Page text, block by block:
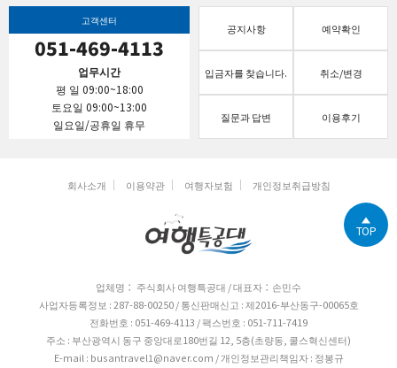
고객센터
051-469-4113
업무시간
평 일 09:00~18:00
토요일 09:00~13:00
일요일/공휴일 휴무
공지사항 예약확인
입금자를 찾습니다. 취소/변경
질문과 답변 이용후기
회사소개 이용약관 여행자보험 개인정보취급방침
업체명： 주식회사 여행특공대 / 대표자：손민수
사업자등록정보 : 287-88-00250 / 통신판매신고 : 제2016-부산동구-00065호
전화번호 : 051-469-4113 / 팩스번호 : 051-711-7419
주소 : 부산광역시 동구 중앙대로180번길 12, 5층(초량동, 쿨스혁신센터)
E-mail : busantravel1@naver.com / 개인정보관리책임자 : 정봉규
TOP